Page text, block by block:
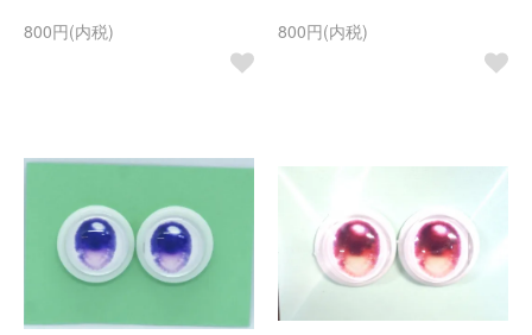
800円(内税)
800円(内税)